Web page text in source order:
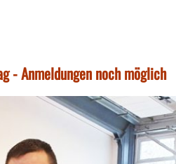
- Anmeldungen noch möglich